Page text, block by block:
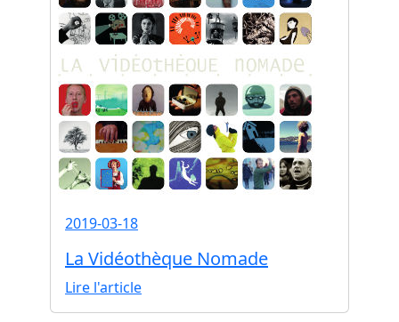
2019-03-18
La Vidéothèque Nomade
Lire l'article